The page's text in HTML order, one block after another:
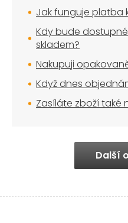
Jak funguje platba
Kdy bude
skladem?
Nakupuji
Když dnes
Zasíláte zboží také
Další